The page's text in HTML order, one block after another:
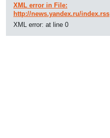
XML error in File:
http://news.yandex.ru/index.rss
XML error: at line 0